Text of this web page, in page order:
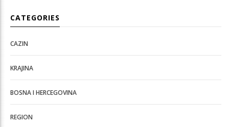
CATEGORIES
CAZIN
KRAJINA
BOSNA I HERCEGOVINA
REGION